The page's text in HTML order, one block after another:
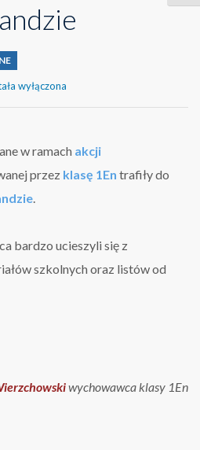
wyłączona
w ramach akcji
przez klasę 1En trafiły do
bardzo ucieszyli się z
szkolnych oraz listów od
wychowawca klasy 1En